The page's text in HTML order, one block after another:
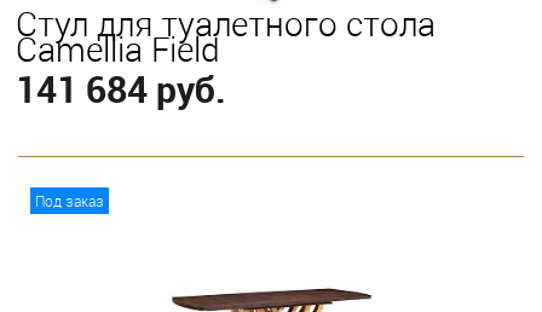
Стул для туалетного стола
Camellia Field
141 684 руб.
Под заказ